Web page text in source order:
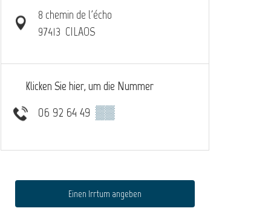
8 chemin de l'écho
97413 CILAOS
Klicken Sie hier, um die Nummer
06 92 64 49 ▒▒
Einen Irrtum angeben